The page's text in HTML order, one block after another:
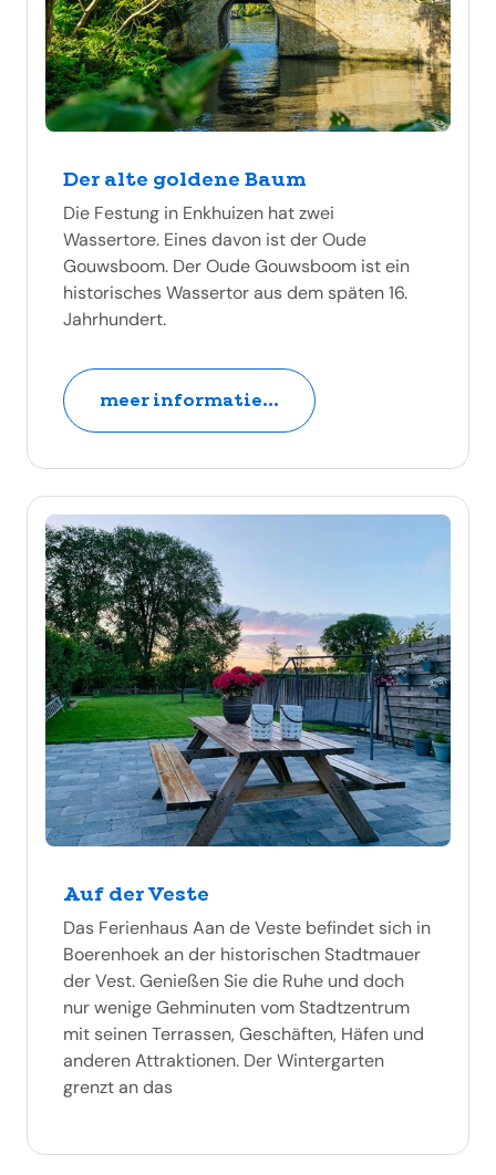
Der alte goldene Baum
Die Festung in Enkhuizen hat zwei
Wassertore. Eines davon ist der Oude
Gouwsboom. Der Oude Gouwsboom ist ein
historisches Wassertor aus dem späten 16.
Jahrhundert.
meer informatie...
Auf der Veste
Das Ferienhaus Aan de Veste befindet sich in
Boerenhoek an der historischen Stadtmauer
der Vest. Genießen Sie die Ruhe und doch
nur wenige Gehminuten vom Stadtzentrum
mit seinen Terrassen, Geschäften, Häfen und
anderen Attraktionen. Der Wintergarten
grenzt an das